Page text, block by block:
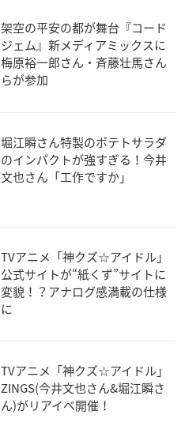
架空の平安の都が舞台『コード
ジェム』新メディアミックスに
梅原裕一郎さん・斉藤壮馬さん
らが参加
堀江瞬さん特製のポテトサラダ
のインパクトが強すぎる！今井
文也さん「工作ですか」
TVアニメ「神クズ☆アイドル」
公式サイトが“紙くず”サイトに
変貌！？アナログ感満載の仕様
に
TVアニメ「神クズ☆アイドル」
ZINGS(今井文也さん&堀江瞬さ
ん)がリアイベ開催！